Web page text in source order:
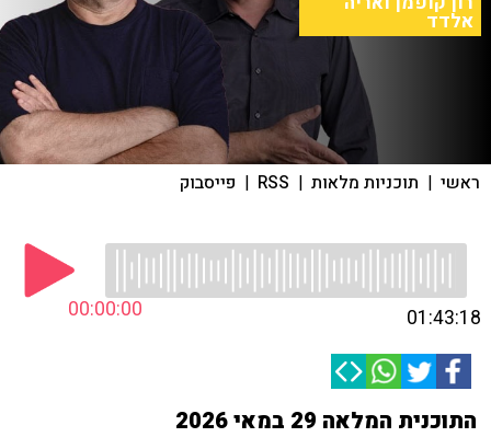
אלדד
ראשי | תוכניות מלאות |
RSS
| פייסבוק
00:00:00 01:43:18
התוכנית המלאה 29 במאי 2026